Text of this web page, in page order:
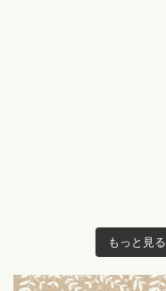
もっと見る